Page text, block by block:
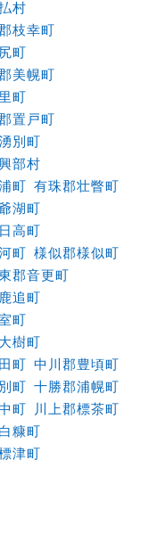
村
枝幸町
町
美幌町
町
置戸町
別町
部村
町 有珠郡壮瞥町
湖町
高町
町 様似郡様似町
郡音更町
追町
町
樹町
町 中川郡豊頃町
町 十勝郡浦幌町
町
川上郡標茶町
糠町
津町